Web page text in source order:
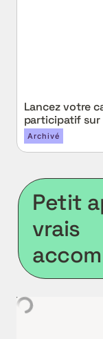
Lancez votre
participatif sur
Archivé
Petit
vrais